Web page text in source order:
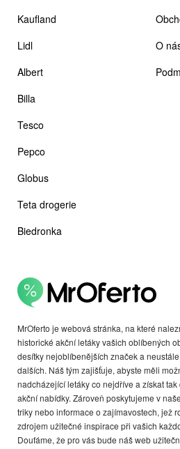
MrOferto je webová stránka, na které
historické akční letáky vašich oblíbených
desítky nejoblíbenějších značek a
dalších. Náš tým zajišťuje, abyste měli
nadcházející letáky co nejdříve a získat
akční nabídky. Zároveň poskytujeme v
triky nebo informace o zajímavostech, jež
zdrojem užitečné inspirace při vašich
Doufáme, že pro vás bude náš web
Kaufland
Lidl
Albert
Billa
Tesco
Pepco
Globus
Teta drogerie
Biedronka
O